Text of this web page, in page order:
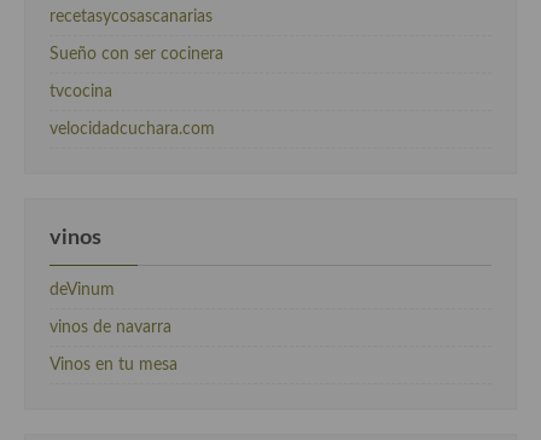
recetasycosascanarias
Sueño con ser cocinera
tvcocina
velocidadcuchara.com
vinos
deVinum
vinos de navarra
Vinos en tu mesa